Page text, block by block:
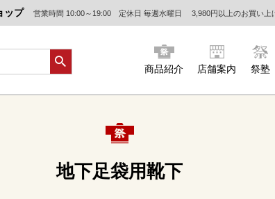
ップ 営業時間 10:00～19:00 定休日 毎週水曜日 3,980円以上のお買い上
商品紹介 店舗案内 祭塾
地下足袋用靴下